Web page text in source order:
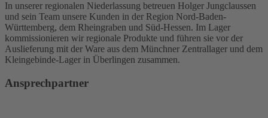
In unserer regionalen Niederlassung betreuen Holger Jungclaussen
und sein Team unsere Kunden in der Region Nord-Baden-
Württemberg, dem Rheingraben und Süd-Hessen. Im Lager
kommissionieren wir regionale Produkte und führen sie vor der
Auslieferung mit der Ware aus dem Münchner Zentrallager und dem
Kleingebinde-Lager in Überlingen zusammen.
Ansprechpartner